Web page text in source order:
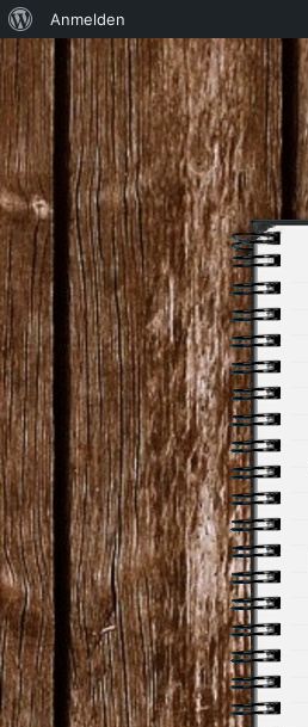
Über
WordPress
Anmelden